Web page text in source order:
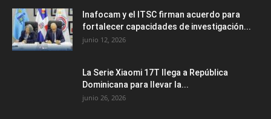
Inafocam y el ITSC firman acuerdo para
fortalecer capacidades de investigación...
junio 12, 2026
La Serie Xiaomi 17T llega a República
Dominicana para llevar la...
junio 26, 2026